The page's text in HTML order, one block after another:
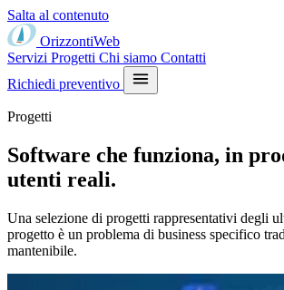
Salta al contenuto
OrizzontiWeb
Servizi Progetti Chi siamo Contatti
Richiedi preventivo
Progetti
Software che funziona, in
utenti reali.
Una selezione di progetti rappresentativi degli
progetto è un problema di business specifico
mantenibile.